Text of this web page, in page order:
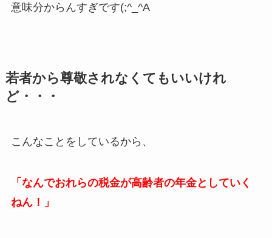
意味分からんすぎです(;^_^A
若者から尊敬されなくてもいいけれ
ど・・・
こんなことをしているから、
「なんでおれらの税金が高齢者の年金としていく
ねん！」